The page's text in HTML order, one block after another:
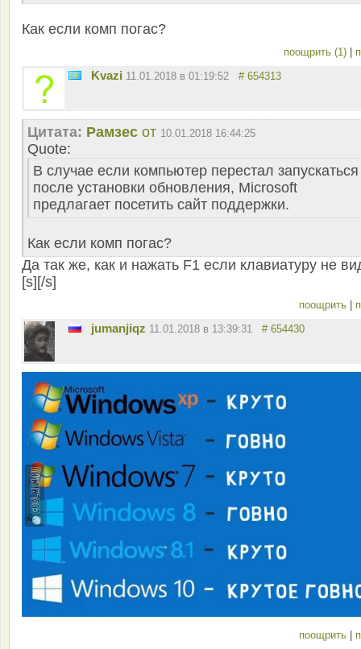
Как если комп погас?
поощрить (1)
Kvazi 11.01.2018 в 01:19:52 # 654313
Цитата: Рамзес от 10.01.2018 16:44:25
Quote:
В случае если компьютер перестал запускаться
после установки обновления, Microsoft
предлагает посетить сайт поддержки.
Как если комп погас?
Да так же, как и нажать F1 если клавиатуру не
[s][/s]
поощрить
jumanjiqz 11.01.2018 в 13:39:31 # 654430
поощрить |